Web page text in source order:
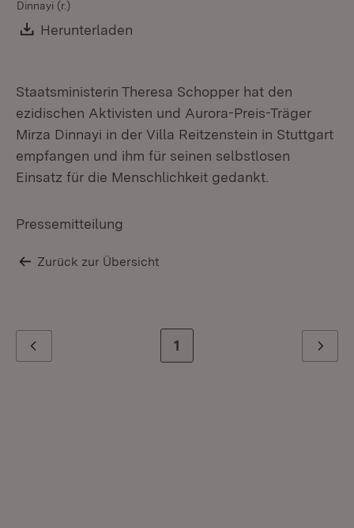
Dinnayi (r.)
Download:
Herunterladen
Staatsministerin Theresa Schopper hat den
ezidischen Aktivisten und Aurora-Preis-Träger
Mirza Dinnayi in der Villa Reitzenstein in Stuttgart
empfangen und ihm für seinen selbstlosen
Einsatz für die Menschlichkeit gedankt.
Pressemitteilung
Zurück zur Übersicht
Zur letzten Seite
1 Weiter